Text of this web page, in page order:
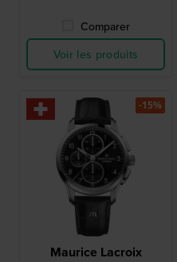
Comparer
Voir les produits
Maurice Lacroix
-15%